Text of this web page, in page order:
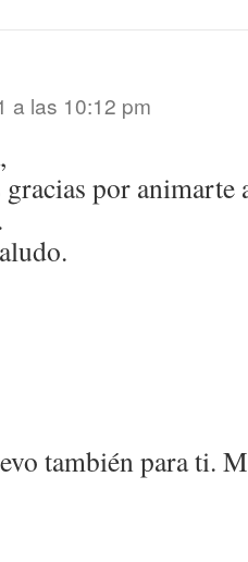
a las 10:12 pm
por animarte
también para ti.